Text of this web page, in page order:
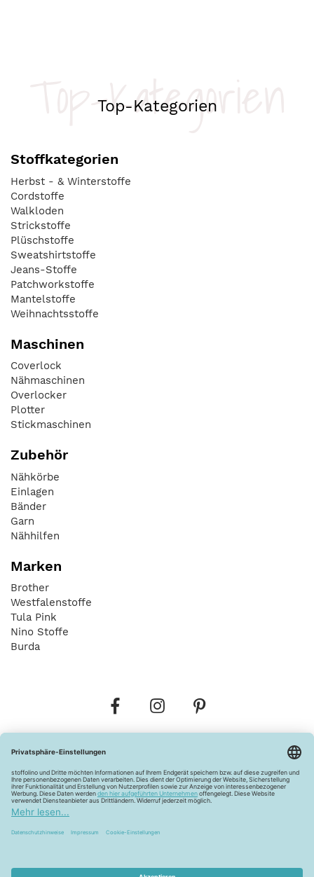
Top-Kategorien
Top-Kategorien
Stoffkategorien
Herbst - & Winterstoffe
Cordstoffe
Walkloden
Strickstoffe
Plüschstoffe
Sweatshirtstoffe
Jeans-Stoffe
Patchworkstoffe
Mantelstoffe
Weihnachtsstoffe
Maschinen
Coverlock
Nähmaschinen
Overlocker
Plotter
Stickmaschinen
Zubehör
Nähkörbe
Einlagen
Bänder
Garn
Nähhilfen
Marken
Brother
Westfalenstoffe
Tula Pink
Nino Stoffe
Burda
Widerrufsbelehrung Vertrag widerrufen
Barrierefreiheitserklärung
Pflegehinweise